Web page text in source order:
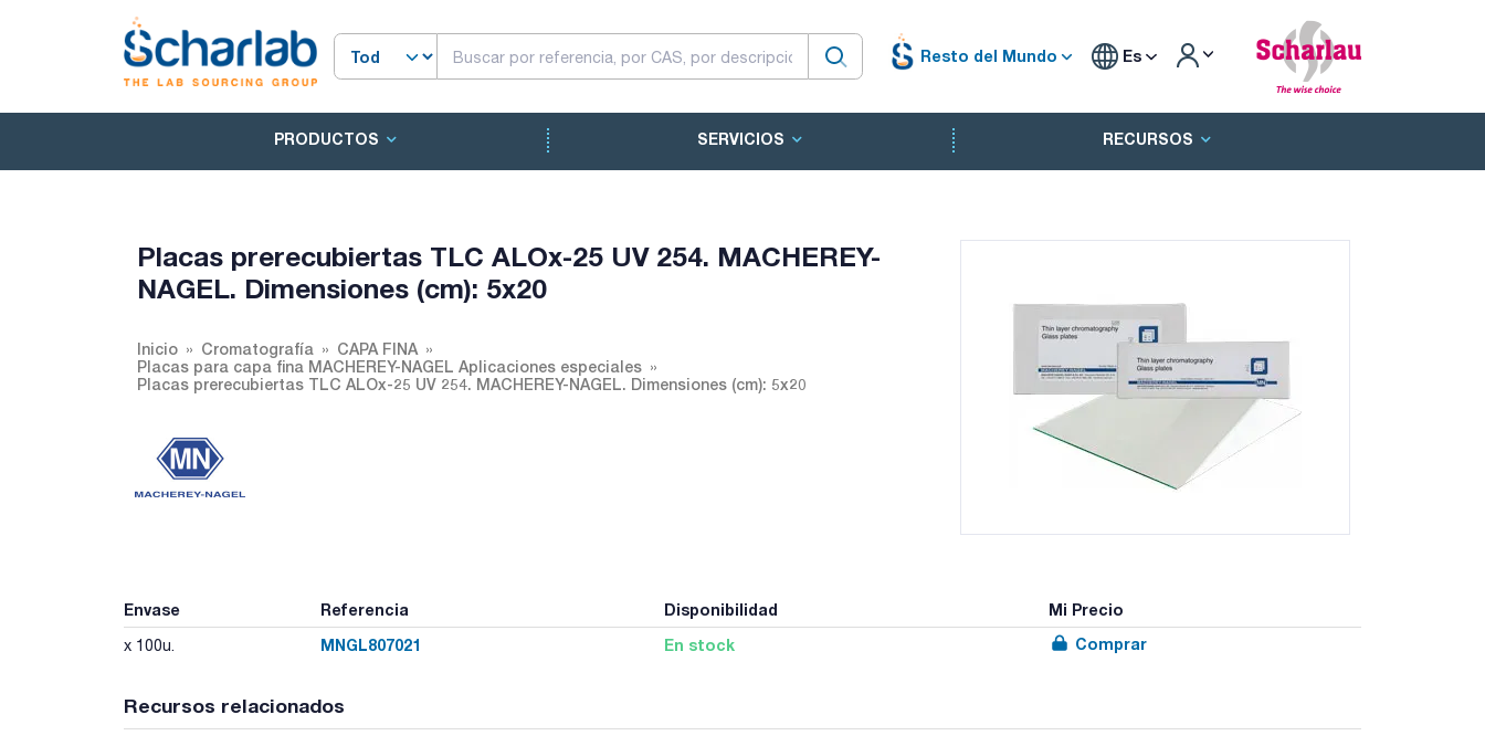
Resto del Mundo Es
PRODUCTOS SERVICIOS RECURSOS
Placas prerecubiertas TLC ALOx-25 UV 254. MACHEREY-
NAGEL. Dimensiones (cm): 5x20
Inicio Cromatografía
CAPA FINA
Placas para capa fina MACHEREY-NAGEL Aplicaciones especiales
Placas prerecubiertas TLC ALOx-25 UV 254. MACHEREY-NAGEL. Dimensiones (cm): 5x20
Envase Referencia Disponibilidad Mi Precio
x 100u. MNGL807021 En stock Comprar
Recursos relacionados